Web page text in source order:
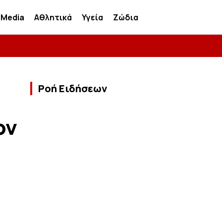
Media Αθλητικά Υγεία Ζώδια
Ροή Ειδήσεων